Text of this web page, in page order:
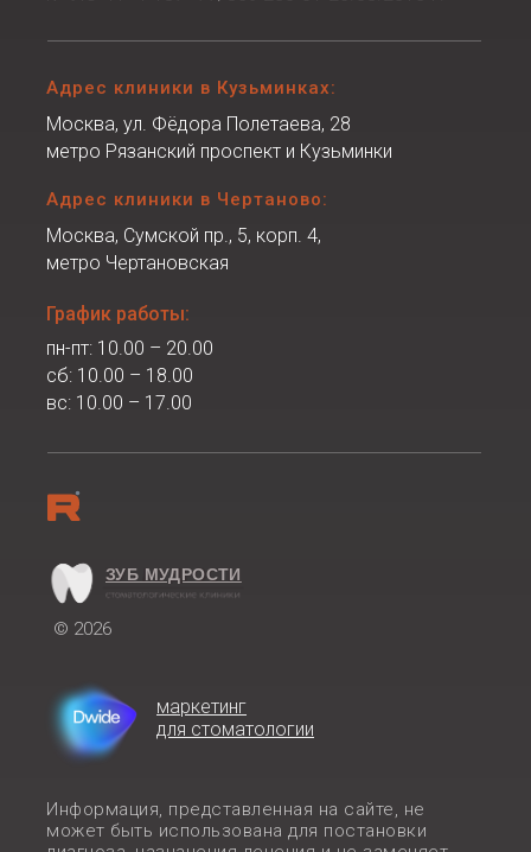
Информация, представленная на сайте, не
может быть использована для постановки
маркетинг
для стоматологии
Адрес клиники в Чертаново:
Москва, Сумской пр., 5, корп. 4,
метро Чертановская
Адрес клиники в Кузьминках:
Москва, ул. Фёдора Полетаева, 28
метро Рязанский проспект и Кузьминки
График работы:
пн-пт: 10.00 – 20.00
сб: 10.00 – 18.00
вс: 10.00 – 17.00
ЗУБ МУДРОСТИ
© 2026